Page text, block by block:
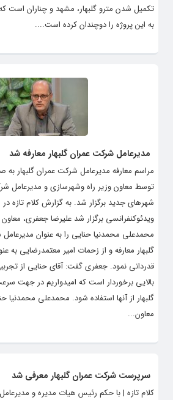
تکمیل شدن مترو گلبهار، مشهد و چناران
به این پروژه را دوچندان کرده است....
مدیرعامل شرکت عمران گلبهار معارفه شد
مراسم معارفه مدیرعامل شرکت عمران گلبهار به
توسط معاون وزیر راه وشهرسازی و مدیرعامل
شهرهای جدید برگزار شد. به گزارش کلام تازه
ویدئوکنفرانسی برگزار شد علیرضا جعفری،
محمدعلی محمدنیا حنایی را به عنوان
گلبهار معارفه و از زحمات امیر معتمدرضایی به
قدردانی نمود. جعفری گفت: آقای حنایی از
بالایی برخوردار است که امیدواریم در جهت
گلبهار از آنها استفاده شود. محمدعلی محمدنیا
معاون...
سرپرست شرکت عمران گلبهار معرفی شد
کلام تازه | با حکم رئیس هیات مدیره و